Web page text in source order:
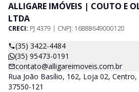
ALLIGARE IMÓVEIS | COUTO E
LTDA
CRECI: PJ 4379 | CNPJ: 16888649000120
(35) 3422-4484
(35) 95473-0191
contato@alligareimoveis.com.br
Rua João Basílio, 162, Loja 02,
37550-121